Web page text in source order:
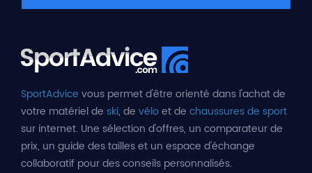
SportAdvice vous permet d'être orienté dans l'achat de
votre matériel de ski, de véloet de chaussures de sport
sur internet. Une sélection d'offres, un comparateur de
prix, un guide des tailles et un espace d'échange
collaboratif pour des conseils personnalisés.